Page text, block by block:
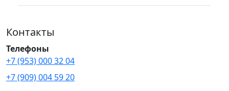
Контакты
Телефоны
+7 (953) 000 32 04
+7 (909) 004 59 20